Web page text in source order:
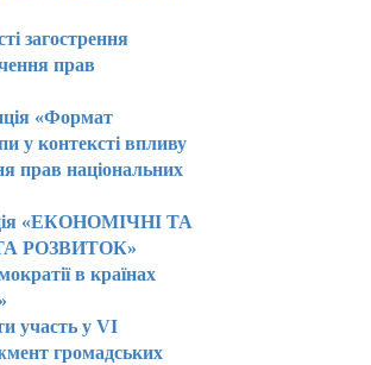
загострення
прав
«Формат
у контексті впливу
прав національних
«ЕКОНОМІЧНІ ТА
РОЗВИТОК»
в країнах
участь у VI
громадських